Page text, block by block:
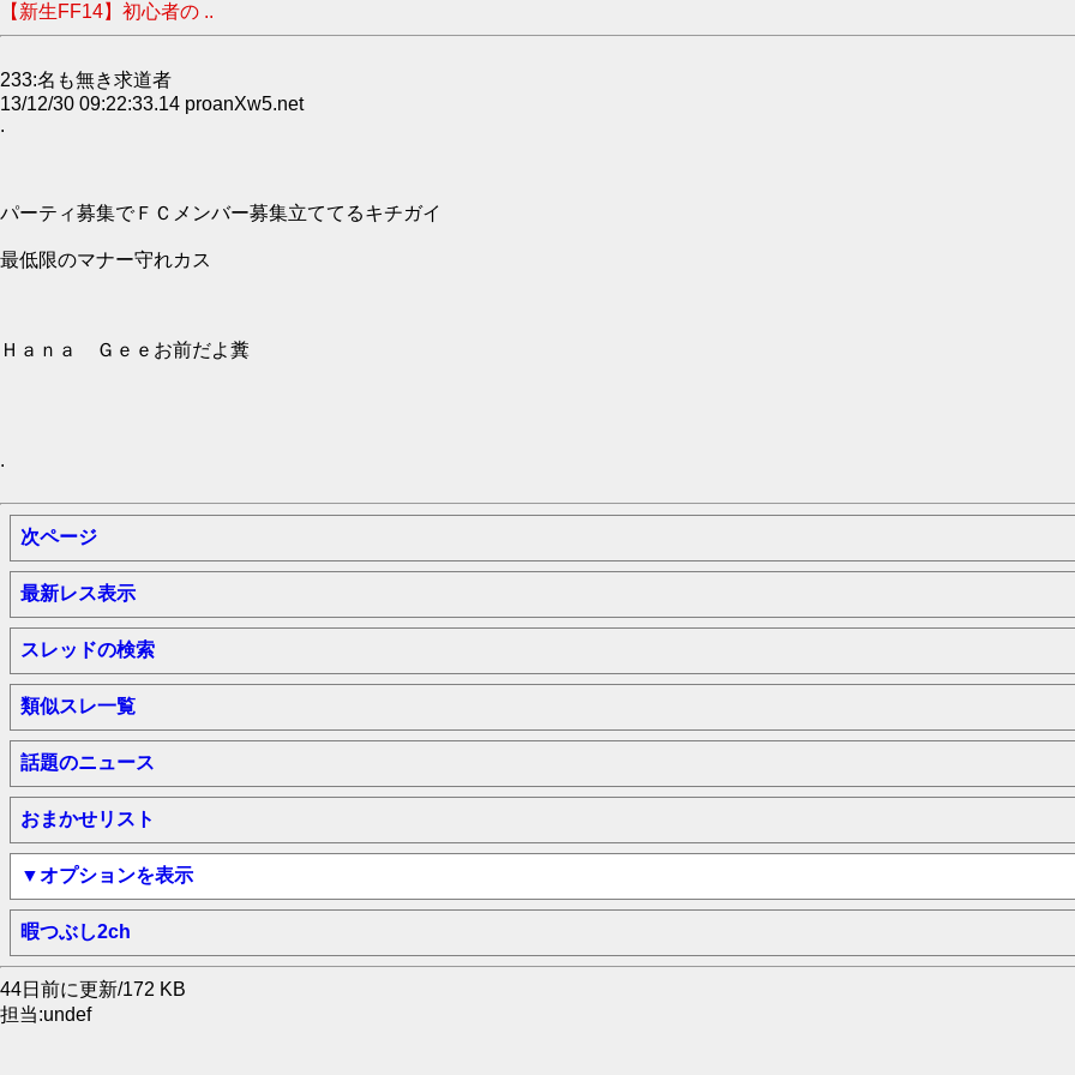
【新生FF14】初心者の ..
233:名も無き求道者
13/12/30 09:22:33.14 proanXw5.net
.
パーティ募集でＦＣメンバー募集立ててるキチガイ
最低限のマナー守れカス
Ｈａｎａ Ｇｅｅお前だよ糞
.
次ページ
最新レス表示
スレッドの検索
類似スレ一覧
話題のニュース
おまかせリスト
▼オプションを表示
暇つぶし2ch
44日前に更新/172 KB
担当:undef